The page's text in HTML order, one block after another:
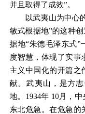
并且取得了成效”。
以武夷山为中心
敏式根据地”的这种
据地“朱德毛泽东式”
度智慧，体现了实事
主义中国化的开篇之
献。武夷山，是方
地。1934年 10月，
东北危急。在危急的